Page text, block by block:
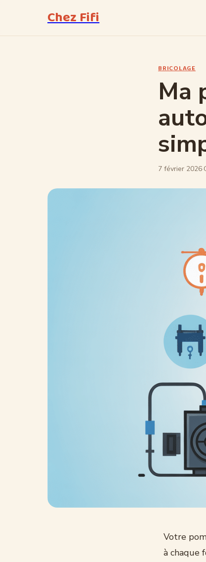
Chez Fifi
BRICOLAGE
Ma
7 février 2026·
Votre
à chaque